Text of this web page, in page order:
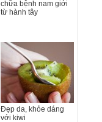
chữa bệnh nam giới
từ hành tây
Đẹp da, khỏe dáng
với kiwi